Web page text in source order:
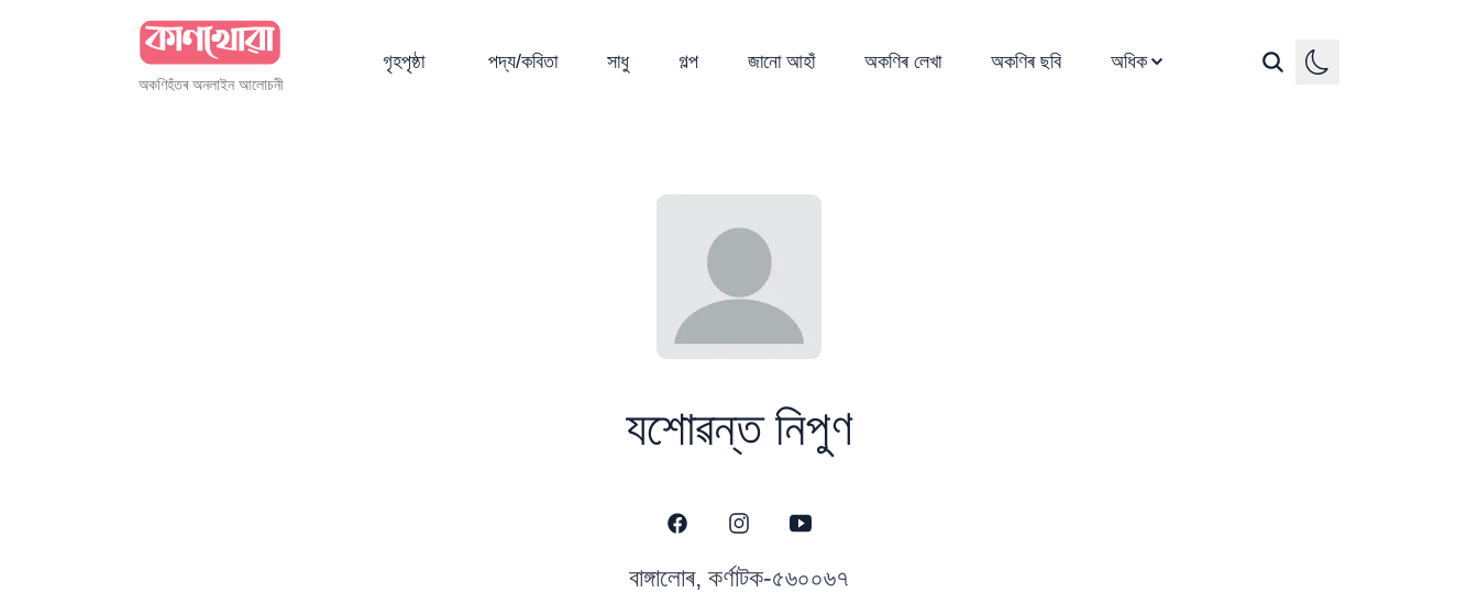
অকণিহঁতৰ অনলাইন আলোচনী
গৃহপৃষ্ঠা পদ্য/কবিতা সাধু গল্প জানো আহাঁ অকণিৰ লেখা অকণিৰ ছবি অধিক
যশোৱন্ত নিপুণ
বাঙ্গালোৰ, কৰ্ণাটক-৫৬০০৬৭